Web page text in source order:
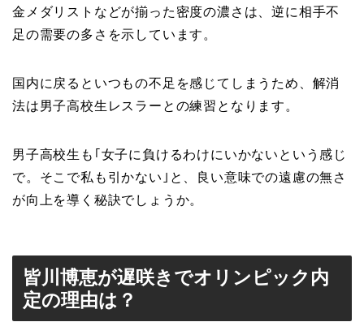
金メダリストなどが揃った密度の濃さは、逆に相手不
足の需要の多さを示しています。
国内に戻るといつもの不足を感じてしまうため、解消
法は男子高校生レスラーとの練習となります。
男子高校生も｢女子に負けるわけにいかないという感じ
で。そこで私も引かない｣と、良い意味での遠慮の無さ
が向上を導く秘訣でしょうか。
皆川博恵が遅咲きでオリンピック内
定の理由は？